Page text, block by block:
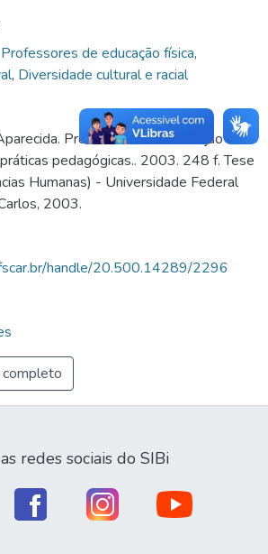
Professores de educação física,
, Diversidade cultural e racial
Professores de educação
pedagógicas.. 2003. 248 f. Tese
Humanas) - Universidade Federal
2003.
handle/20.500.14289/2296
redes sociais do SIBi